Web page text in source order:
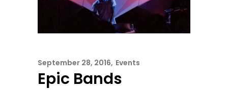
September 28, 2016 Events
Epic Bands